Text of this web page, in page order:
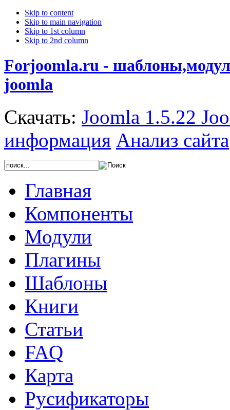
Skip to content
Skip to main navigation
Skip to 1st column
Skip to 2nd column
Forjoomla.ru -
joomla
Скачать: Joomla 1.5.22
информация Анализ сайта
Главная
Компоненты
Модули
Плагины
Шаблоны
Книги
Статьи
FAQ
Карта
Русификаторы